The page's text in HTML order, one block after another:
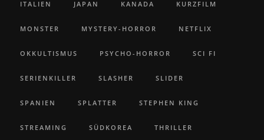
ITALIEN JAPAN KANADA KURZFILM
MONSTER MYSTERY-HORROR NETFLIX
OKKULTISMUS PSYCHO-HORROR SCI FI
SERIENKILLER SLASHER SLIDER
SPANIEN SPLATTER STEPHEN KING
STREAMING SÜDKOREA THRILLER